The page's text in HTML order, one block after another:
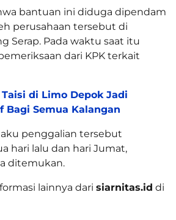
bantuan ini diduga dipendam
perusahaan tersebut di
Serap. Pada waktu saat itu
dari KPK terkait
di Limo Depok Jadi
Bagi Semua Kalangan
penggalian tersebut
hari lalu dan hari Jumat,
ditemukan.
lainnya dari siarnitas.id di